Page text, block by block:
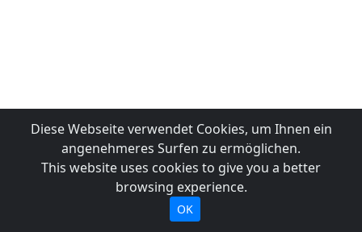
Diese Webseite verwendet Cookies, um Ihnen ein
angenehmeres Surfen zu ermöglichen.
This website uses cookies to give you a better
browsing experience.
OK